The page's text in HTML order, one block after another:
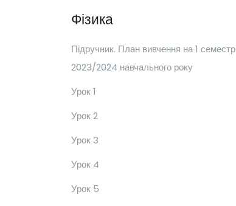
Фізика
Підручник. План вивчення на 1 семестр
2023/2024 навчального року
Урок 1
Урок 2
Урок 3
Урок 4
Урок 5